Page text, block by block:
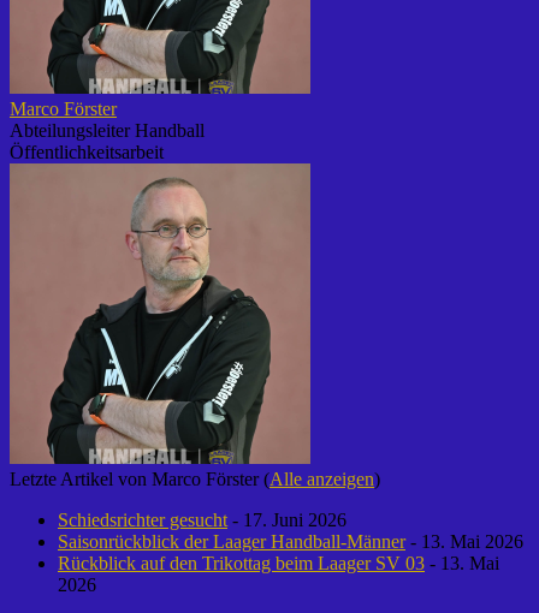
Marco Förster
Abteilungsleiter Handball
Öffentlichkeitsarbeit
Letzte Artikel von Marco Förster(Alle anzeigen)
Schiedsrichter gesucht - 17. Juni 2026
Saisonrückblick der Laager Handball-Männer- 13. Mai 2026
Rückblick auf den Trikottag beim Laager SV 03 - 13. Mai
2026